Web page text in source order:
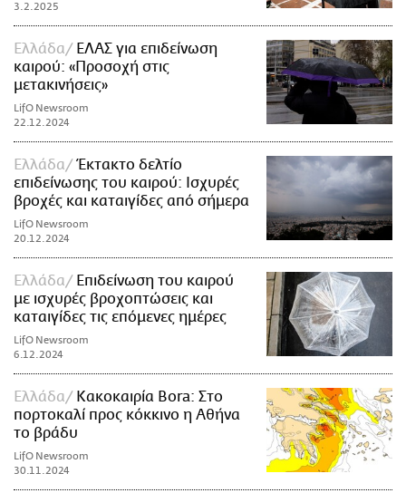
3.2.2025
Ελλάδα
ΕΛΑΣ για επιδείνωση
καιρού: «Προσοχή στις
μετακινήσεις»
LifO Newsroom
22.12.2024
Ελλάδα
Έκτακτο δελτίο
επιδείνωσης του καιρού: Ισχυρές
βροχές και καταιγίδες από σήμερα
LifO Newsroom
20.12.2024
Ελλάδα
Επιδείνωση του καιρού
με ισχυρές βροχοπτώσεις και
καταιγίδες τις επόμενες ημέρες
LifO Newsroom
6.12.2024
Ελλάδα
Κακοκαιρία Bora: Στο
πορτοκαλί προς κόκκινο η Αθήνα
το βράδυ
LifO Newsroom
30.11.2024